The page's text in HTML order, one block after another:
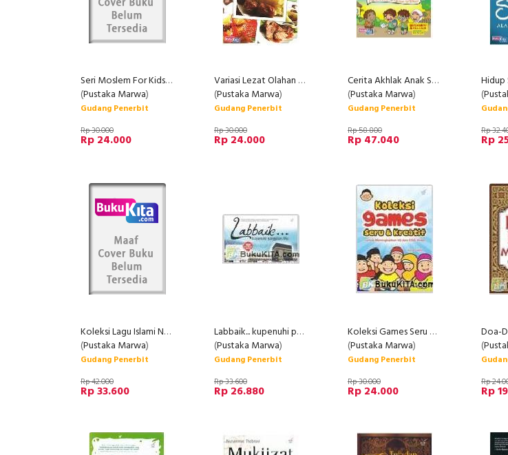
Seri Moslem For Kids Aku Bisa Wudhu (bilingual&full Color)
(Pustaka Marwa)
Gudang Penerbit
Rp 30.000
Rp 24.000
Variasi Lezat Olahan Kurma
(Pustaka Marwa)
Gudang Penerbit
Rp 30.000
Rp 24.000
Cerita Akhlak Anak Soleh
(Pustaka Marwa)
Gudang Penerbit
Rp 58.800
Rp 47.040
(
Rp
Rp
Koleksi Lagu Islami Ngepop
(Pustaka Marwa)
Gudang Penerbit
Rp 42.000
Rp 33.600
Labbaik... kupenuhi panggilan-Mu
(Pustaka Marwa)
Gudang Penerbit
Rp 33.600
Rp 26.880
Koleksi Games Seru & Kreatif
(Pustaka Marwa)
Gudang Penerbit
Rp 30.000
Rp 24.000
Doa-
(
Rp
Rp